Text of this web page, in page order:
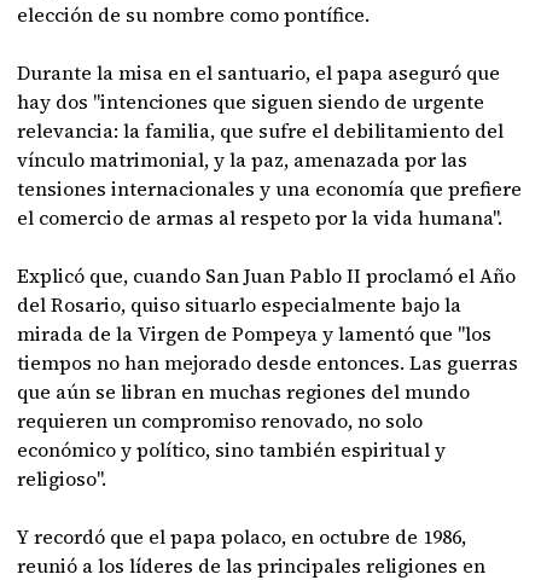
elección de su nombre como pontífice.
Durante la misa en el santuario, el papa aseguró que
hay dos "intenciones que siguen siendo de urgente
relevancia: la familia, que sufre el debilitamiento del
vínculo matrimonial, y la paz, amenazada por las
tensiones internacionales y una economía que prefiere
el comercio de armas al respeto por la vida humana".
Explicó que, cuando San Juan Pablo II proclamó el Año
del Rosario, quiso situarlo especialmente bajo la
mirada de la Virgen de Pompeya y lamentó que "los
tiempos no han mejorado desde entonces. Las guerras
que aún se libran en muchas regiones del mundo
requieren un compromiso renovado, no solo
económico y político, sino también espiritual y
religioso".
Y recordó que el papa polaco, en octubre de 1986,
reunió a los líderes de las principales religiones en